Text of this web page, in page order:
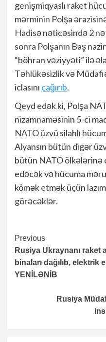
genişmiqyaslı raket
mərminin Polşa
Hadisə nəticəsində 2
sonra Polşanın Baş
“böhran vəziyyəti” ilə
Təhlükəsizlik və
iclasını çağırıb.
Qeyd edək ki, Polşa
nizamnaməsinin 5-ci
NATO üzvü silahlı
Alyansın bütün digər
bütün NATO ölkələrinə
edəcək və hücuma
kömək etmək üçün
görəcəklər.
Continue
Reading
Previous
Rusiya Ukraynanı raket
binaları dağılıb, elektrik
YENİLƏNİB
Rusiya